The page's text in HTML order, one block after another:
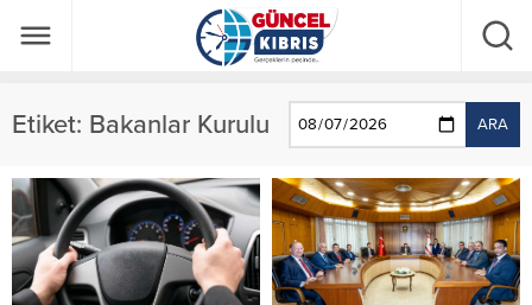
Etiket: Bakanlar Kurulu ARA